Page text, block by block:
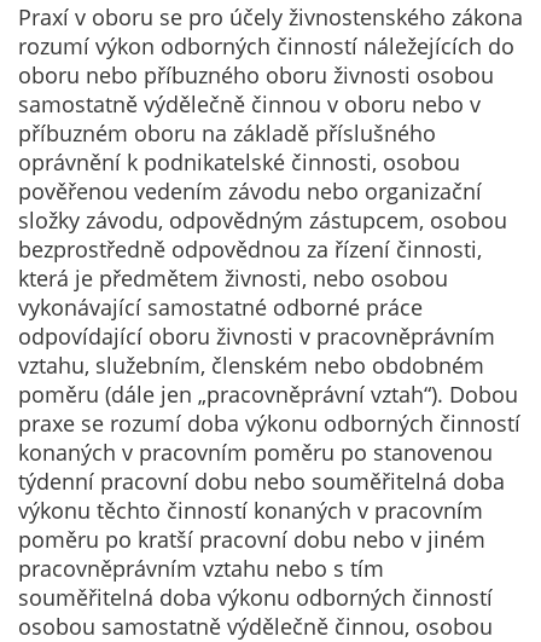
Praxí v oboru se pro účely živnostenského zákona
rozumí výkon odborných činností náležejících do
oboru nebo příbuzného oboru živnosti osobou
samostatně výdělečně činnou v oboru nebo v
příbuzném oboru na základě příslušného
oprávnění k podnikatelské činnosti, osobou
pověřenou vedením závodu nebo organizační
složky závodu, odpovědným zástupcem, osobou
bezprostředně odpovědnou za řízení činnosti,
která je předmětem živnosti, nebo osobou
vykonávající samostatné odborné práce
odpovídající oboru živnosti v pracovněprávním
vztahu, služebním, členském nebo obdobném
poměru (dále jen „pracovněprávní vztah“). Dobou
praxe se rozumí doba výkonu odborných činností
konaných v pracovním poměru po stanovenou
týdenní pracovní dobu nebo souměřitelná doba
výkonu těchto činností konaných v pracovním
poměru po kratší pracovní dobu nebo v jiném
pracovněprávním vztahu nebo s tím
souměřitelná doba výkonu odborných činností
osobou samostatně výdělečně činnou, osobou
Personalizované
soubory cookie
Používáme rovněž
soubory cookie a
další technologie,
abychom
přizpůsobili naše
webové stránky
potřebám a
zájmům našich
návštěvníků.
Reklamní
cookies
Reklamní cookies
používáme my
nebo naši partneři,
abychom Vám
mohli zobrazit
vhodné obsahy